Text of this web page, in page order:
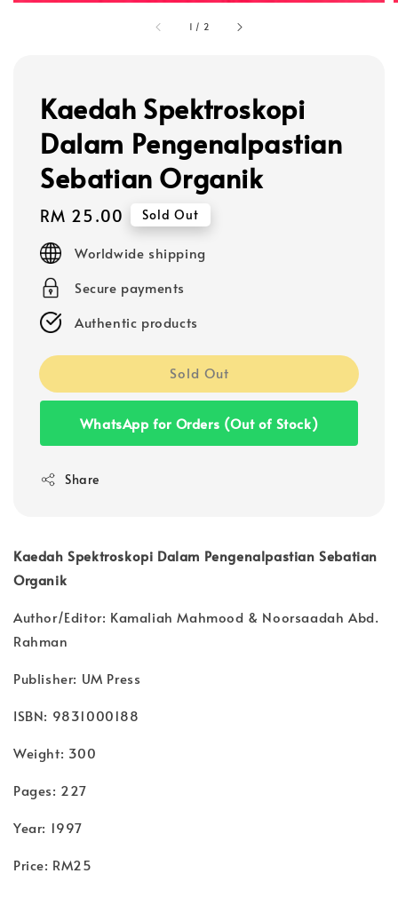
1 / 2
Kaedah Spektroskopi
Dalam Pengenalpastian
Sebatian Organik
Regular
price
RM 25.00 Sold Out
Worldwide shipping
Secure payments
Authentic products
Sold Out
WhatsApp for Orders (Out of Stock)
Share
Kaedah Spektroskopi Dalam Pengenalpastian Sebatian
Organik
Author/Editor: Kamaliah Mahmood & Noorsaadah Abd.
Rahman
Publisher: UM Press
ISBN: 9831000188
Weight: 300
Pages: 227
Year: 1997
Price: RM25